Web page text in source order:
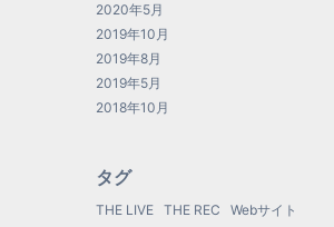
2020年5月
2019年10月
2019年8月
2019年5月
2018年10月
タグ
THE LIVE THE REC
Webサイト